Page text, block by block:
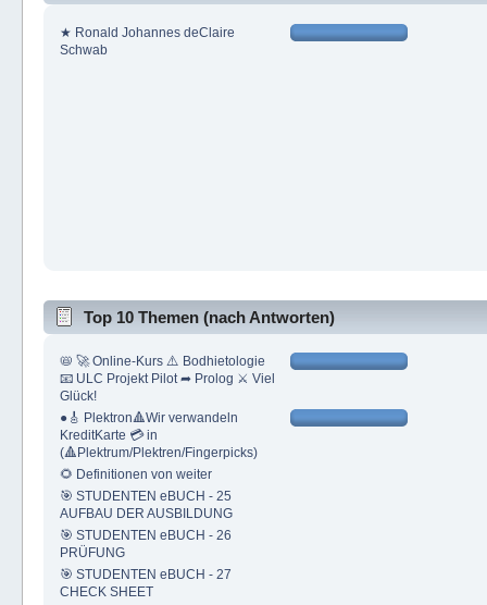
★ Ronald Johannes deClaire
Schwab
Top 10 Themen (nach Antworten)
📛 🚀 Online-Kurs ⚠️ Bodhietologie
📧 ULC Projekt Pilot ➦ Prolog ⚔ Viel
Glück!
●🎸 Plektron🔺Wir verwandeln
KreditKarte 💳 in
(🔺Plektrum/Plektren/Fingerpicks)
🌻 Definitionen von weiter
🎯 STUDENTEN eBUCH - 25
AUFBAU DER AUSBILDUNG
🎯 STUDENTEN eBUCH - 26
PRÜFUNG
🎯 STUDENTEN eBUCH - 27
CHECK SHEET